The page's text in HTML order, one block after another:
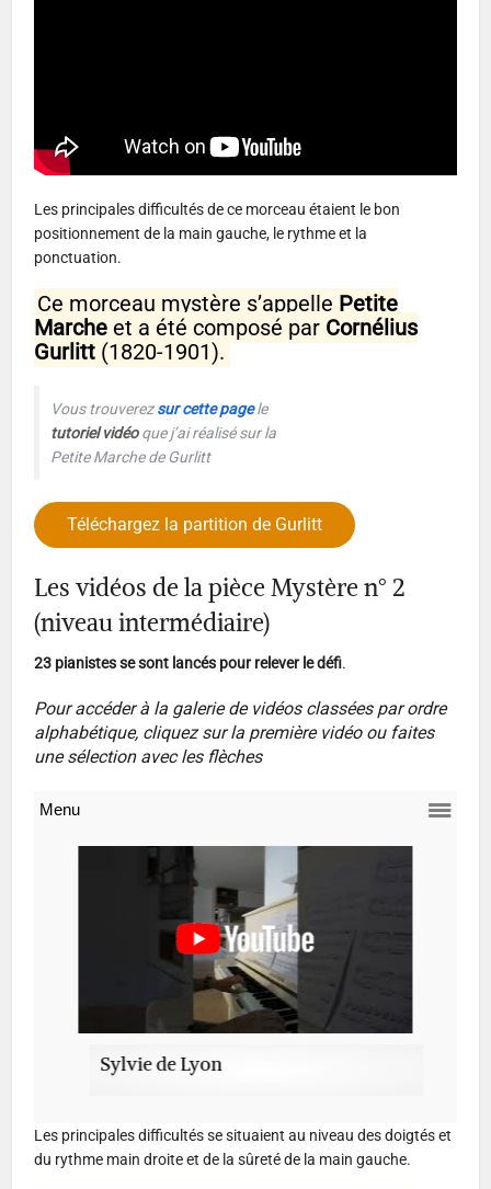
Les principales difficultés de ce morceau étaient le bon
positionnement de la main gauche, le rythme et la
ponctuation.
Ce morceau mystère s’appelle Petite
Marche et a été composé par Cornélius
Gurlitt (1820-1901).
Vous trouverezsur cette page le
tutoriel vidéo que j’ai réalisé sur la
Petite Marche de Gurlitt
Téléchargez la partition de Gurlitt
Les vidéos de la pièce Mystère n° 2
(niveau intermédiaire)
23 pianistes se sont lancés pour relever le défi.
Pour accéder à la galerie de vidéos classées par ordre
alphabétique, cliquez sur la première vidéo ou faites
une sélection avec les flèches
Sylvie de Lyon
Les principales difficultés se situaient au niveau des doigtés et
du rythme main droite et de la sûreté de la main gauche.